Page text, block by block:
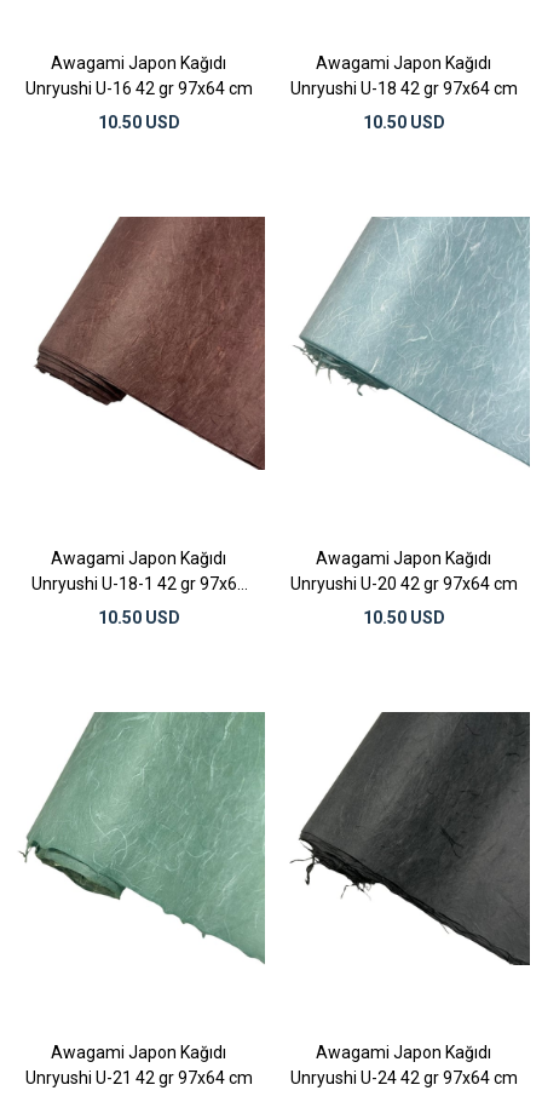
Awagami Japon Kağıdı
Unryushi U-16 42 gr 97x64 cm
10.50 USD
Awagami Japon Kağıdı
Unryushi U-18 42 gr 97x64 cm
10.50 USD
Awagami Japon Kağıdı
Unryushi U-18-1 42 gr 97x64
cm
10.50 USD
Awagami Japon Kağıdı
Unryushi U-20 42 gr 97x64 cm
10.50 USD
Awagami Japon Kağıdı
Unryushi U-21 42 gr 97x64 cm
Awagami Japon Kağıdı
Unryushi U-24 42 gr 97x64 cm